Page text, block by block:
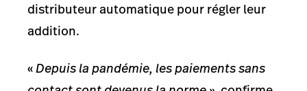
distributeur automatique pour régler leur
addition.
«Depuis la pandémie, les paiements sans